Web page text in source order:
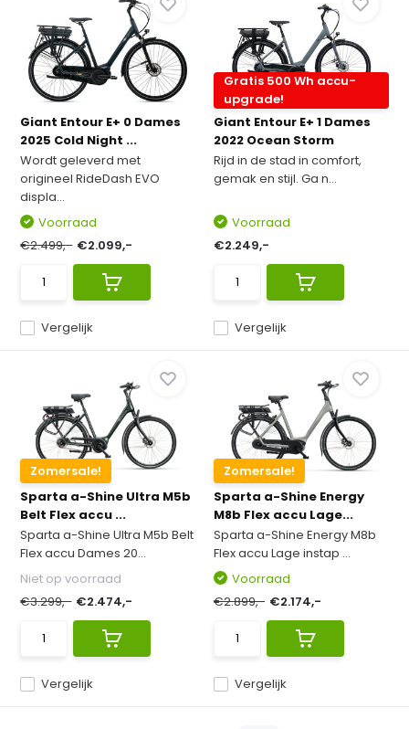
Giant Entour E+ 0 Dames
2025 Cold Night ...
Wordt geleverd met
origineel RideDash EVO
displa...
Vergelijk
Voorraad
€2.499,- €2.099,-
Gratis 500 Wh accu-
upgrade!
Giant Entour E+ 1 Dames
2022 Ocean Storm
Rijd in de stad in comfort,
gemak en stijl. Ga n...
Vergelijk
Voorraad
€2.249,-
Zomersale!
Sparta a-Shine Ultra M5b
Belt Flex accu ...
Sparta a-Shine Ultra M5b Belt
Flex accu Dames 20...
Vergelijk
Niet op voorraad
€3.299,- €2.474,-
Zomersale!
Sparta a-Shine Energy
M8b Flex accu Lage...
Sparta a-Shine Energy M8b
Flex accu Lage instap ...
Vergelijk
Voorraad
€2.899,- €2.174,-